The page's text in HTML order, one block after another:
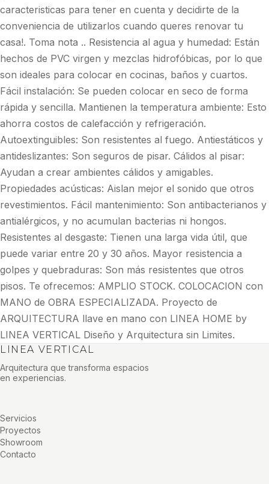
caracteristicas para tener en cuenta y decidirte de la
conveniencia de utilizarlos cuando queres renovar tu
casa!. Toma nota .. Resistencia al agua y humedad: Están
hechos de PVC virgen y mezclas hidrofóbicas, por lo que
son ideales para colocar en cocinas, baños y cuartos.
Fácil instalación: Se pueden colocar en seco de forma
rápida y sencilla. Mantienen la temperatura ambiente: Esto
ahorra costos de calefacción y refrigeración.
Autoextinguibles: Son resistentes al fuego. Antiestáticos y
antideslizantes: Son seguros de pisar. Cálidos al pisar:
Ayudan a crear ambientes cálidos y amigables.
Propiedades acústicas: Aislan mejor el sonido que otros
revestimientos. Fácil mantenimiento: Son antibacterianos y
antialérgicos, y no acumulan bacterias ni hongos.
Resistentes al desgaste: Tienen una larga vida útil, que
puede variar entre 20 y 30 años. Mayor resistencia a
golpes y quebraduras: Son más resistentes que otros
pisos. Te ofrecemos: AMPLIO STOCK. COLOCACION con
MANO de OBRA ESPECIALIZADA. Proyecto de
ARQUITECTURA llave en mano con LINEA HOME by
LINEA VERTICAL Diseño y Arquitectura sin Limites.
LINEA VERTICAL
Arquitectura que transforma espacios
en experiencias.
Servicios
Proyectos
Showroom
Contacto